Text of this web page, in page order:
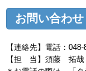
お問い合わせ
【連絡先】電話：
【担 当】須藤 拓哉